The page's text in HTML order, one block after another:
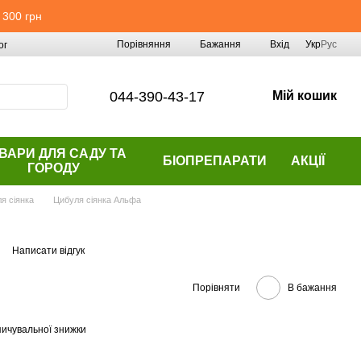
грн
Порівняння Бажання Вхід УкрРус
044-390-43-17 Мій кошик
ДЛЯ САДУ ТА
ГОРОДУ
БІОПРЕПАРАТИ АКЦІЇ
сіянка Цибуля сіянка Альфа
Написати відгук
Порівняти В бажання
знижки